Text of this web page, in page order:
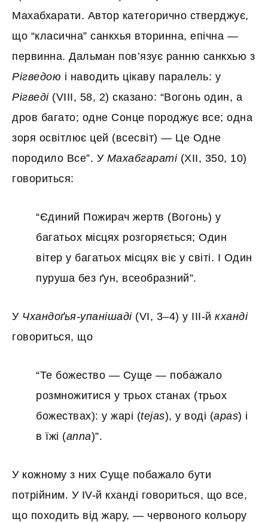
Махабхарати. Автор категорично стверджує,
що “класична” санкхья вторинна, епічна —
первинна. Дальман пов’язує ранню санкхью з
Рігведою і наводить цікаву паралель: у
Рігведі(VIII, 58, 2) сказано: “Вогонь один, а
дров багато; одне Сонце породжує все; одна
зоря освітлює цей (всесвіт) — Це Одне
породило Все”. У Махабгараті(XII, 350, 10)
говориться:
“Єдиний Пожирач жертв (Вогонь) у
багатьох місцях розгоряється; Один
вітер у багатьох місцях віє у світі. І Один
пуруша без ґун, всеобразний”.
У Чхандоґья-упанішаді(VI, 3–4) у III-й кханді
говориться, що
“Те божество — Суще — побажало
розмножитися у трьох станах (трьох
божествах): у жарі (tejas), у воді (apas) і
в їжі (anna)”.
У кожному з них Суще побажало бути
потрійним. У IV-й кханді говориться, що все,
що походить від жару, — червоного кольору